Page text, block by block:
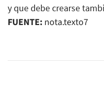
y que debe crearse
FUENTE: nota.texto7